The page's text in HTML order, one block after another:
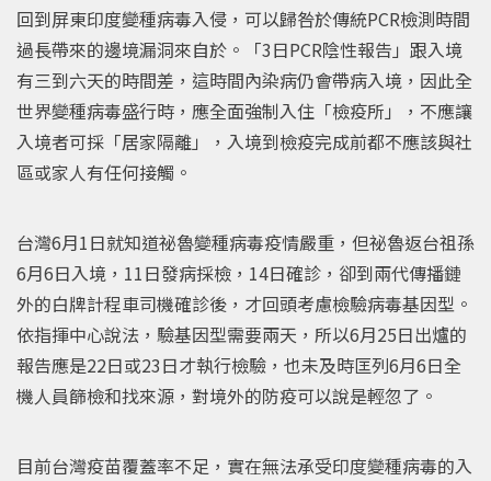
回到屏東印度變種病毒入侵，可以歸咎於傳統PCR檢測時間
過長帶來的邊境漏洞來自於。「3日PCR陰性報告」跟入境
有三到六天的時間差，這時間內染病仍會帶病入境，因此全
世界變種病毒盛行時，應全面強制入住「檢疫所」，不應讓
入境者可採「居家隔離」，入境到檢疫完成前都不應該與社
區或家人有任何接觸。
台灣6月1日就知道祕魯變種病毒疫情嚴重，但祕魯返台祖孫
6月6日入境，11日發病採檢，14日確診，卻到兩代傳播鏈
外的白牌計程車司機確診後，才回頭考慮檢驗病毒基因型。
依指揮中心說法，驗基因型需要兩天，所以6月25日出爐的
報告應是22日或23日才執行檢驗，也未及時匡列6月6日全
機人員篩檢和找來源，對境外的防疫可以說是輕忽了。
目前台灣疫苗覆蓋率不足，實在無法承受印度變種病毒的入